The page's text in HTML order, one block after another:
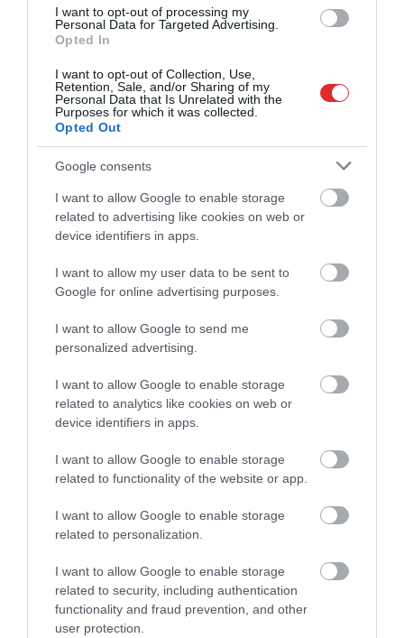
I want to opt-out of processing my
Personal Data for Targeted Advertising.
Opted In
I want to opt-out of Collection, Use,
Retention, Sale, and/or Sharing of my
Personal Data that Is Unrelated with the
Purposes for which it was collected.
Opted Out
Google consents
I want to allow Google to enable storage
related to advertising like cookies on web or
device identifiers in apps.
I want to allow my user data to be sent to
Google for online advertising purposes.
I want to allow Google to send me
personalized advertising.
I want to allow Google to enable storage
related to analytics like cookies on web or
device identifiers in apps.
I want to allow Google to enable storage
related to functionality of the website or app.
I want to allow Google to enable storage
related to personalization.
I want to allow Google to enable storage
related to security, including authentication
functionality and fraud prevention, and other
user protection.
“Pretī nav ne Mančestras “City”,
ne “Barcelona”!” Raivis Jurkovskis
par “Riga” aizsardzību un
izredzēm Eiropas kausos
mājās paliek trešie –
Pasaules kausa finālā
iekļūst Dānija
Beruē uguņo! Latvijas U-
16 basketbola izlase
Eiropas čempionātu sāk
Pēc pirmās pārbaudes spēles
Azerbaidžānā treneris Kaprioti gandarīts
pat par kļūdām
Pārsteidzoši? Gailītis nosaucis izlases
un pieredzējuša spēlētāja atgriešanās
“Mums viņš ir jāpasargā.” Valters pauž
viedokli par Porziņģa nespēlēšanu izlasē